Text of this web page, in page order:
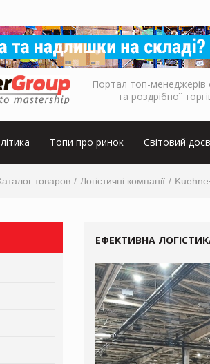
Портал топ-менеджерів
та роздрібної
Топи про ринок Світовий
товаров Логістичні компанії
ЕФЕКТИВНА